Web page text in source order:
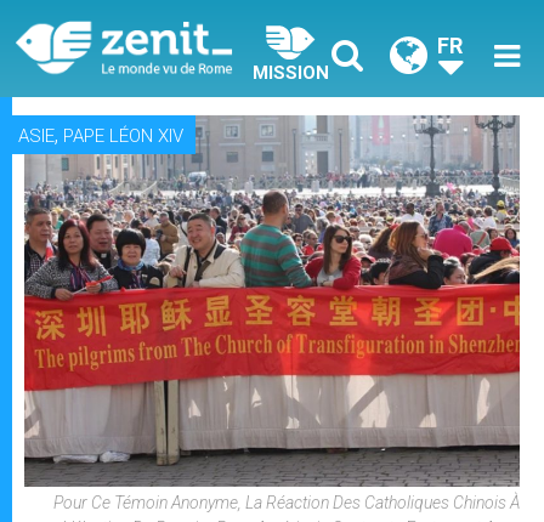
MISSION
FR
ASIE, PAPE LÉON XIV
Pour Ce Témoin Anonyme, La Réaction Des Catholiques Chinois À